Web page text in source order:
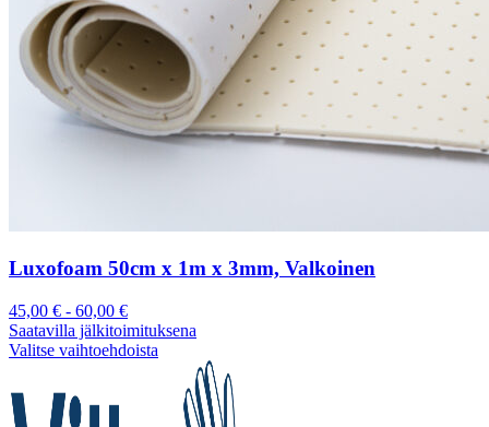
Luxofoam 50cm x 1m x 3mm, Valkoinen
45,00 € - 60,00 €
Saatavilla jälkitoimituksena
Valitse vaihtoehdoista